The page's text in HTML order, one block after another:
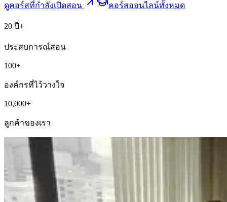
ดูคอร์สที่กำลังเปิดสอน คอร์สออนไลน์ทั้งหมด
20 ปี+
ประสบการณ์สอน
100+
องค์กรที่ไว้วางใจ
10,000+
ลูกค้าของเรา